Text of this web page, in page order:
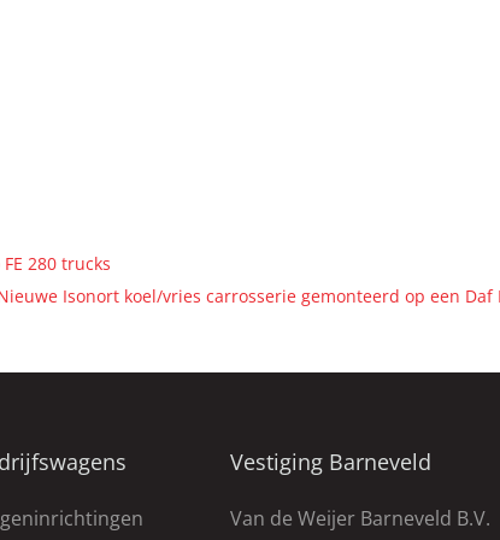
280 trucks
Isonort koel/vries carrosserie gemonteerd op een Daf
Vestiging Barneveld
Van de Weijer Barneveld B.V.